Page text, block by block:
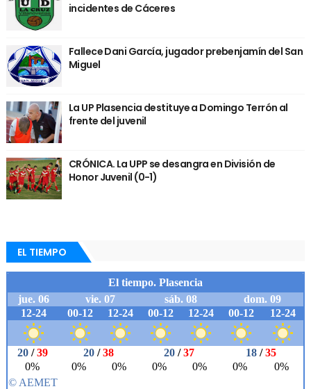
incidentes de Cáceres
Fallece Dani García, jugador prebenjamín del San
Miguel
La UP Plasencia destituye a Domingo Terrón al
frente del juvenil
CRÓNICA. La UPP se desangra en División de
Honor Juvenil (0-1)
EL TIEMPO